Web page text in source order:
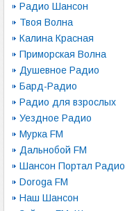
Радио Шансон
Твоя Волна
Калина Красная
Приморская Волна
Душевное Радио
Бард-Радио
Радио для взрослых
Уездное Радио
Мурка FM
Дальнобой FM
Шансон Портал Радио
Doroga FM
Наш Шансон